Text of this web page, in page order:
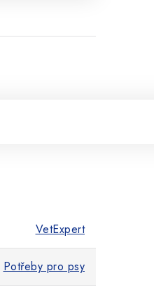
VetExpert
Potřeby pro psy